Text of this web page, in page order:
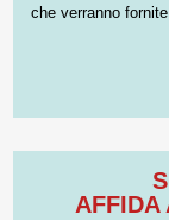
che verranno
AFFIDA